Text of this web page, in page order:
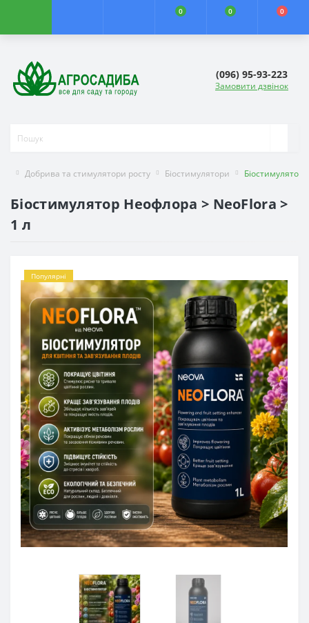
0 0 0
(096) 95-93-223
Замовити дзвінок
Добрива та стимулятори росту Біостимулятори
Біостимулятор Неофлора > NeoFlora >
1 л
Популярні